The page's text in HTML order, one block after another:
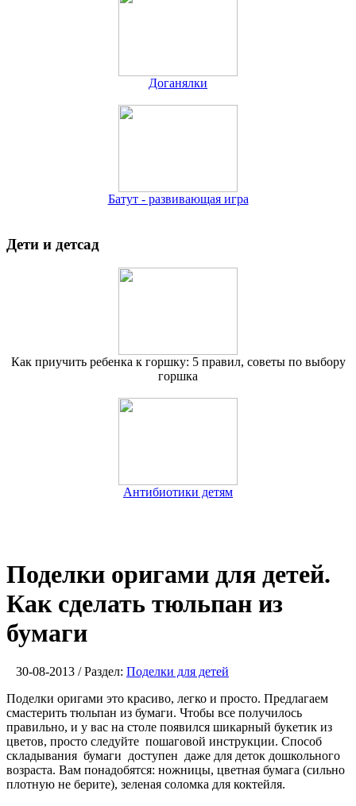
Доганялки
Батут - развивающая игра
Дети и детсад
Как приучить ребенка к горшку: 5 правил, советы по выбору
горшка
Антибиотики детям
Поделки оригами для детей.
Как сделать тюльпан из
бумаги
30-08-2013 / Раздел: Поделки для детей
Поделки оригами это красиво, легко и просто. Предлагаем
смастерить тюльпан из бумаги. Чтобы все получилось
правильно, и у вас на столе появился шикарный букетик из
цветов, просто следуйте пошаговой инструкции. Способ
складывания бумаги доступен даже для деток дошкольного
возраста. Вам понадобятся: ножницы, цветная бумага (сильно
плотную не берите), зеленая соломка для коктейля.